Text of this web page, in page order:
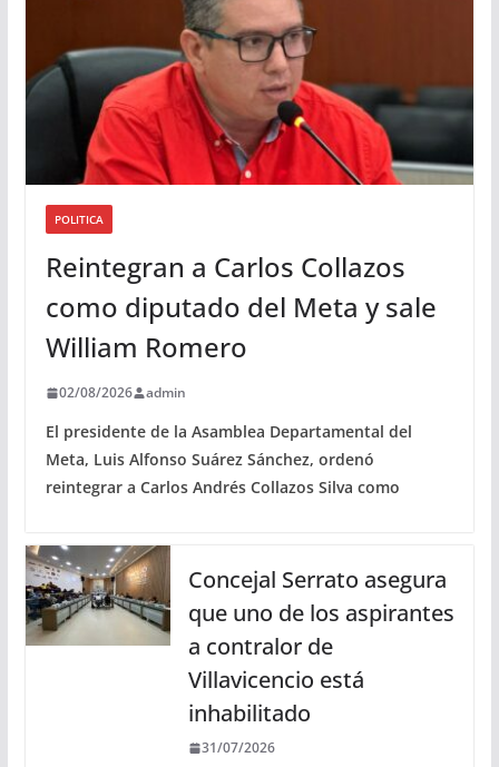
POLITICA
Reintegran a Carlos Collazos
como diputado del Meta y sale
William Romero
02/08/2026 admin
El presidente de la Asamblea Departamental del
Meta, Luis Alfonso Suárez Sánchez, ordenó
reintegrar a Carlos Andrés Collazos Silva como
Concejal Serrato asegura
que uno de los aspirantes
a contralor de
Villavicencio está
inhabilitado
31/07/2026